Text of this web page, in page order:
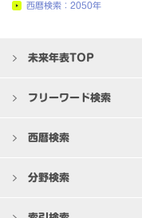
西暦検索：2050年
未来年表TOP
フリーワード検索
西暦検索
分野検索